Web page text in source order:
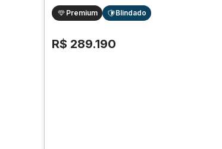
Premium Blindado
R$ 289.190